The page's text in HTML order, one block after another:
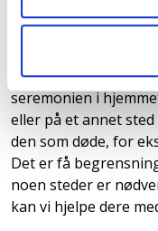
En livssynsåpen,
gjennomføres der
slik bruk er tillatt.
gravferd. Det betyr
seremonien i
eller på et annet
den som døde, for
Det er få
noen steder er
kan vi hjelpe dere